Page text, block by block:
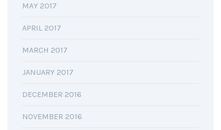
MAY 2017
APRIL 2017
MARCH 2017
JANUARY 2017
DECEMBER 2016
NOVEMBER 2016